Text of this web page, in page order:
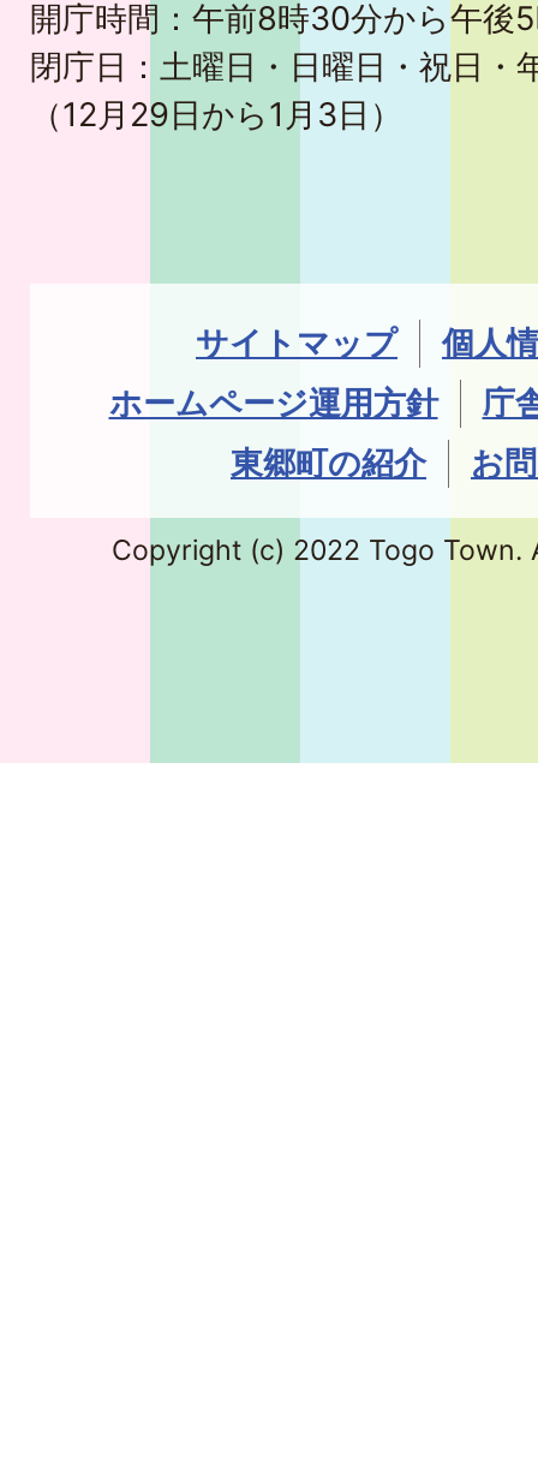
開庁時間：午前8時30分から午後
閉庁日：土曜日・日曜日・祝日・
（12月29日から1月3日）
サイトマップ
個人
ホームページ運用方針
庁
東郷町の紹介
お
Copyright (c) 2022 Togo Town.